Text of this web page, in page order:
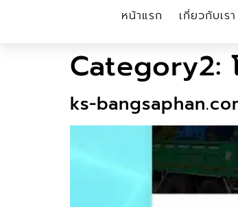
หน้าแรก เกี่ยวกับเรา
Category2:
ks-